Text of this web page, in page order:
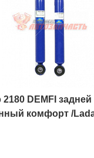
DEMFI
комфорт /